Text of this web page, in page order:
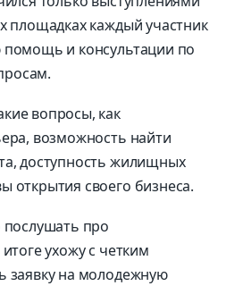
площадках каждый участник
помощь и консультации по
вопросы, как
возможность найти
доступность жилищных
открытия своего бизнеса.
про
ухожу с четким
заявку на молодежную